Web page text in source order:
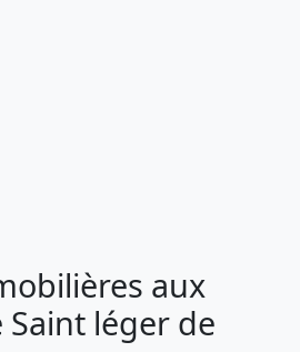
aux
léger de